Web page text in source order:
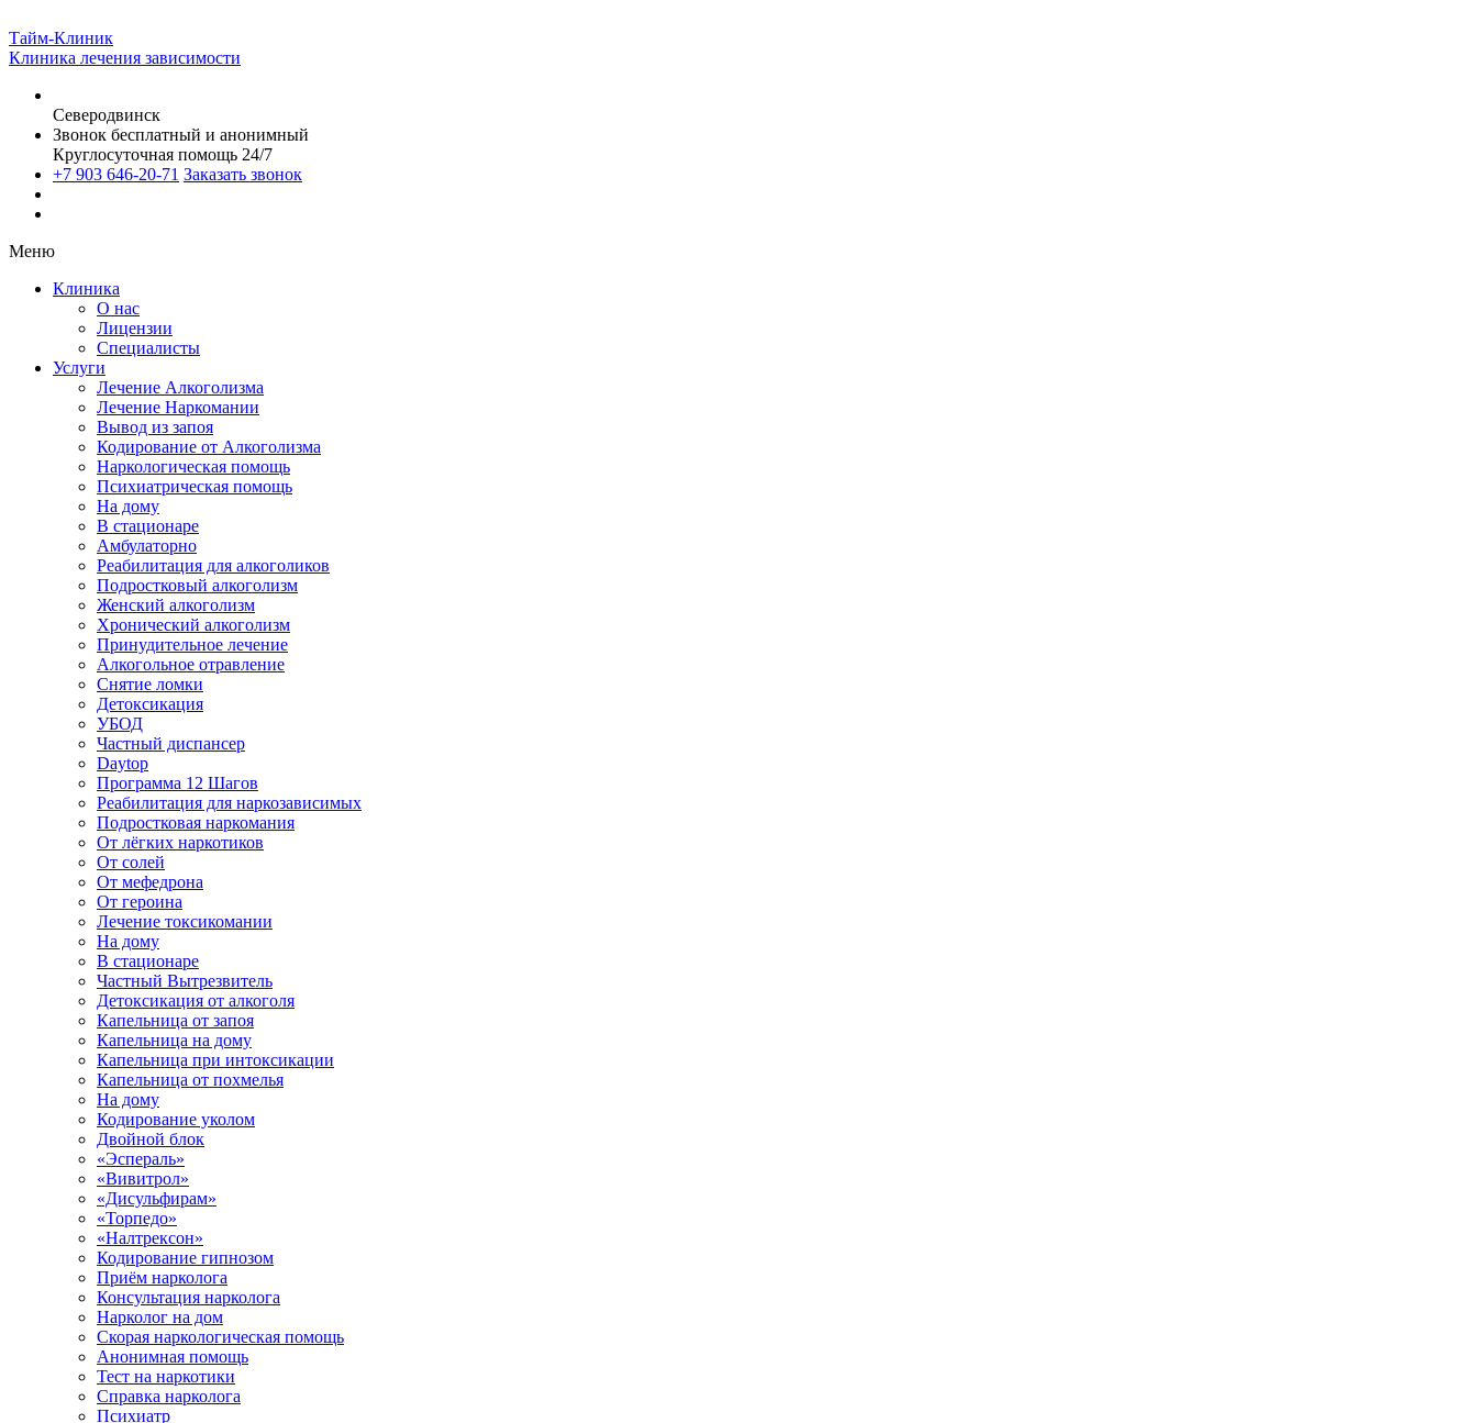
Тайм-Клиник
Клиника лечения зависимости
Северодвинск
Звонок бесплатный и анонимный
Круглосуточная помощь 24/7
+7 903 646-20-71 Заказать звонок
Меню
Клиника
О нас
Лицензии
Специалисты
Услуги
Лечение Алкоголизма
Лечение Наркомании
Вывод из запоя
Кодирование от Алкоголизма
Наркологическая помощь
Психиатрическая помощь
На дому
В стационаре
Амбулаторно
Реабилитация для алкоголиков
Подростковый алкоголизм
Женский алкоголизм
Хронический алкоголизм
Принудительное лечение
Алкогольное отравление
Снятие ломки
Детоксикация
УБОД
Частный диспансер
Daytop
Программа 12 Шагов
Реабилитация для наркозависимых
Подростковая наркомания
От лёгких наркотиков
От солей
От мефедрона
От героина
Лечение токсикомании
На дому
В стационаре
Частный Вытрезвитель
Детоксикация от алкоголя
Капельница от запоя
Капельница на дому
Капельница при интоксикации
Капельница от похмелья
На дому
Кодирование уколом
Двойной блок
«Эспераль»
«Вивитрол»
«Дисульфирам»
«Торпедо»
«Налтрексон»
Кодирование гипнозом
Приём нарколога
Консультация нарколога
Нарколог на дом
Скорая наркологическая помощь
Анонимная помощь
Тест на наркотики
Справка нарколога
Психиатр